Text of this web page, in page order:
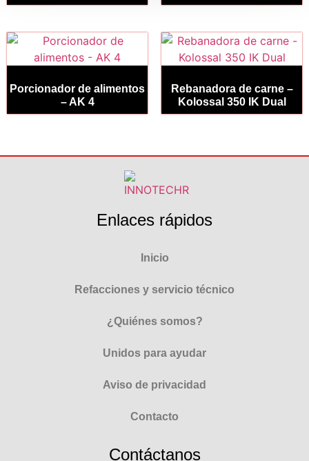
Porcionador de alimentos
– AK 4
Rebanadora de carne –
Kolossal 350 IK Dual
Enlaces rápidos
Inicio
Refacciones y servicio técnico
¿Quiénes somos?
Unidos para ayudar
Aviso de privacidad
Contacto
Contáctanos